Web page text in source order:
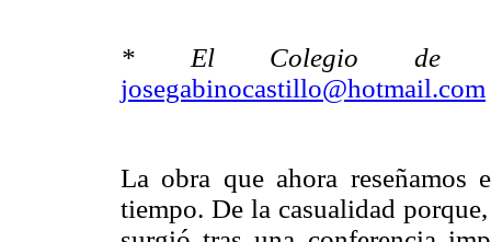
* El Colegio de
josegabinocastillo@hotmail.com
La obra que ahora
tiempo. De la casualidad